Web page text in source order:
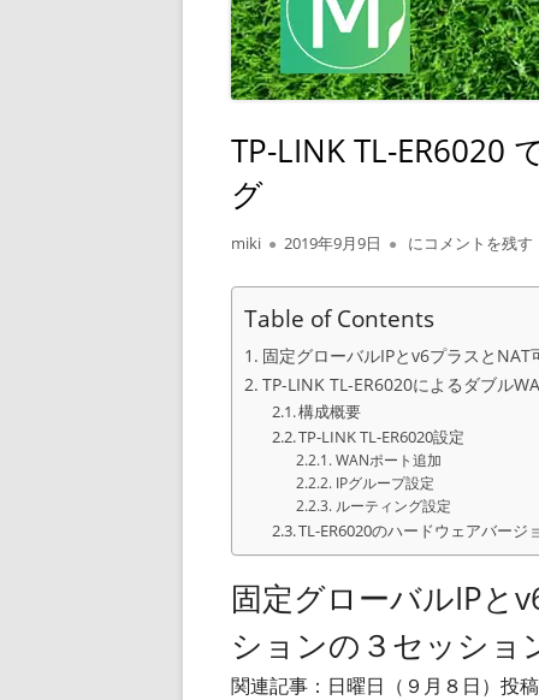
TP-LINK TL-ER6020
グ
作
者
miki
公
2019年9月9日 TP-LINK TL-
にコメントを残す
Table of Contents
固定グローバルIPとv6プラスと
TP-LINK TL-ER6020によるダブル
構成概要
TP-LINK TL-ER6020設定
WANポート追加
IPグループ設定
ルーティング設定
TL-ER6020のハードウェアバー
固定グローバルIPと
ションの３セッショ
関連記事：日曜日（９月８日）投